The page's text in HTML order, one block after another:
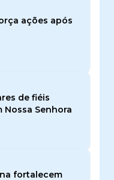
ações após
de fiéis
Nossa Senhora
fortalecem